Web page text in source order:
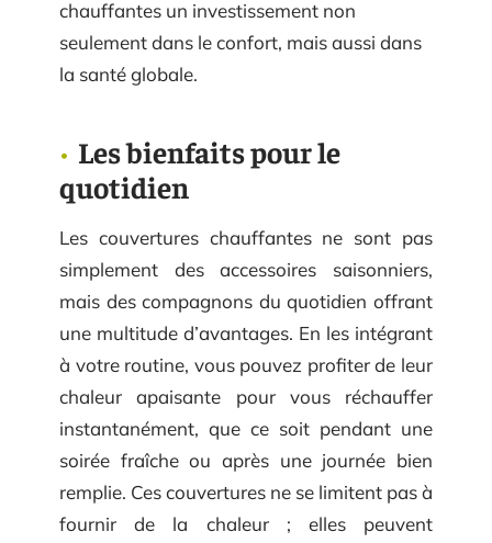
chauffantes un investissement non
seulement dans le confort, mais aussi dans
la santé globale.
Les bienfaits pour le
quotidien
Les couvertures chauffantes ne sont pas
simplement des accessoires saisonniers,
mais des compagnons du quotidien offrant
une multitude d’avantages. En les intégrant
à votre routine, vous pouvez profiter de leur
chaleur apaisante pour vous réchauffer
instantanément, que ce soit pendant une
soirée fraîche ou après une journée bien
remplie. Ces couvertures ne se limitent pas à
fournir de la chaleur ; elles peuvent